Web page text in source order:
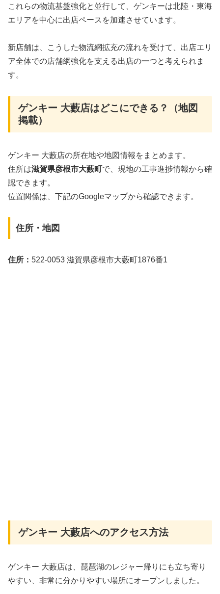
これらの物流基盤強化と並行して、ゲンキーは北陸・東海
エリアを中心に出店ペースを加速させています。
新店舗は、こうした物流網拡充の流れを受けて、出店エリ
ア全体での店舗網強化を支える出店の一つと考えられま
す。
ゲンキー 大藪店はどこにできる？（地図
掲載）
ゲンキー 大藪店の所在地や地図情報をまとめます。
住所は滋賀県彦根市大藪町で、現地の工事進捗情報から確
認できます。
位置関係は、下記のGoogleマップから確認できます。
住所・地図
住所： 522-0053 滋賀県彦根市大藪町1876番1
ゲンキー 大藪店へのアクセス方法
ゲンキー 大藪店は、琵琶湖のレジャー帰りにも立ち寄り
やすい、非常に分かりやすい場所にオープンしました。